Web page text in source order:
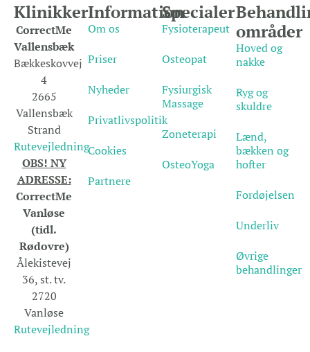
Klinikker
CorrectMe
Vallensbæk
Bækkeskovvej
4
2665
Vallensbæk
Strand
Rutevejledning
OBS! NY
ADRESSE:
CorrectMe
Vanløse
(tidl.
Rødovre)
Ålekistevej
36, st. tv.
2720
Vanløse
Rutevejledning
Information
Om os
Priser
Nyheder
Privatlivspolitik
Cookies
Partnere
Specialer
Fysioterapeut
Osteopat
Fysiurgisk
Massage
Zoneterapi
OsteoYoga
områder
Hoved og
nakke
Ryg og
skuldre
Lænd,
bækken og
hofter
Fordøjelsen
Underliv
Øvrige
behandlinger